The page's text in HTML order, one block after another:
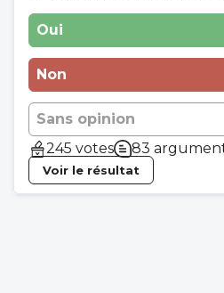
Oui
Non
Sans opinion
245 votes
83
Voir le résultat